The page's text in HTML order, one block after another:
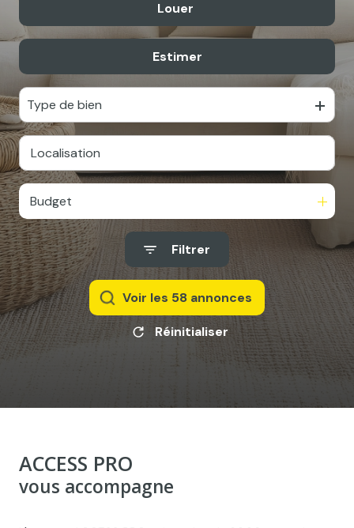
Louer
Estimer
Type de bien
Budget
Filtrer
Voir les 58 annonces
Réinitialiser
ACCESS PRO
vous accompagne